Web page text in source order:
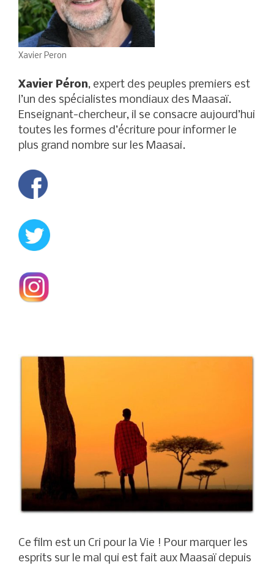
Xavier Peron
Xavier Péron, expert des peuples premiers est
l’un des spécialistes mondiaux des Maasaï.
Enseignant-chercheur, il se consacre aujourd’hui
toutes les formes d’écriture pour informer le
plus grand nombre sur les Maasai.
Ce film est un Cri pour la Vie ! Pour marquer les
esprits sur le mal qui est fait aux Maasaï depuis